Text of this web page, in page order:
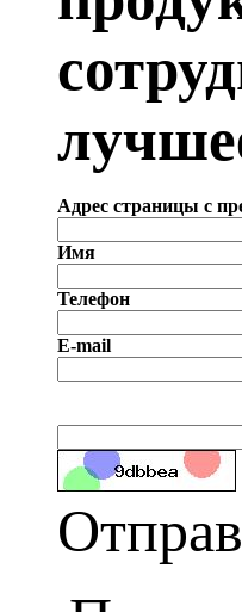
Адрес страницы с
Имя
Телефон
E-mail